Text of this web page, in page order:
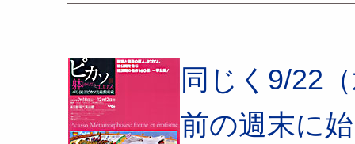
同じく9/22
前の週末に